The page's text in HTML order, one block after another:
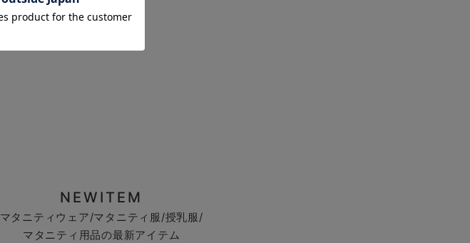
NEWITEM
マタニティウェア/マタニティ服/授乳服/
マタニティ用品の最新アイテム